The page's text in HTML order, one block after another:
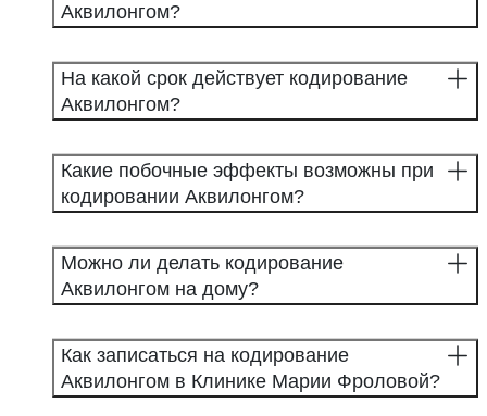
Аквилонгом?
На какой срок действует кодирование
Аквилонгом?
Какие побочные эффекты возможны при
кодировании Аквилонгом?
Можно ли делать кодирование
Аквилонгом на дому?
Как записаться на кодирование
Аквилонгом в Клинике Марии Фроловой?